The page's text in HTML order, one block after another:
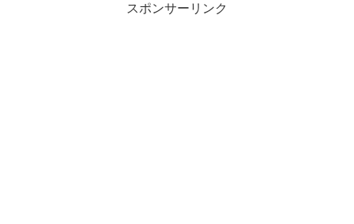
スポンサーリンク